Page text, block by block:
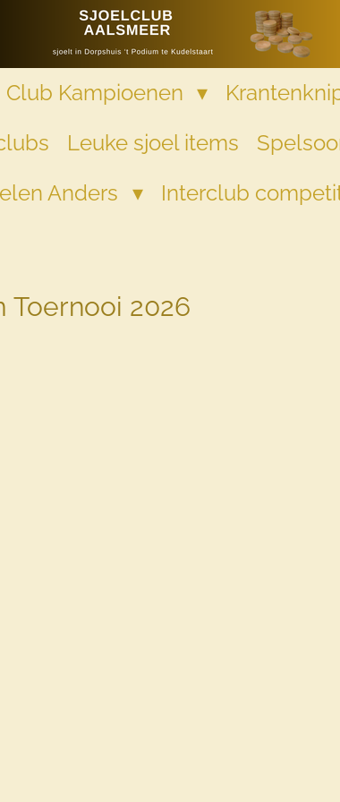
Club Kampioenen
Leuke sjoel items
Anders Interclub
Toernooi 2026